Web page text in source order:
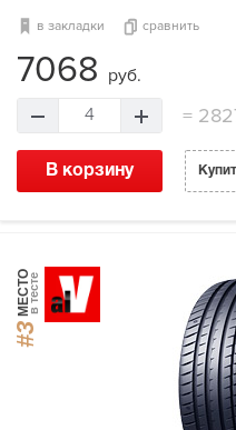
в закладки сравнить
7068 руб.
4 =
В корзину
#3
МЕСТОв тесте